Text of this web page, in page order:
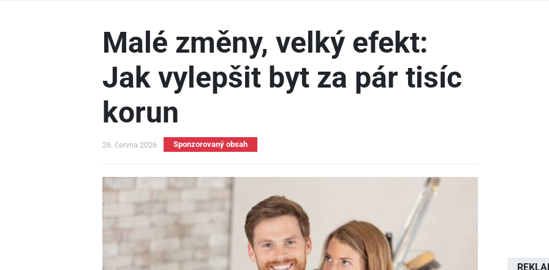
Malé změny, velký efekt:
Jak vylepšit byt za pár tisíc
korun
26. června 2026 Sponzorovaný obsah